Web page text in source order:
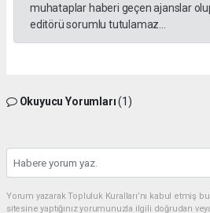
muhataplar haberi geçen ajanslar
editörü sorumlu tutulamaz...
Okuyucu Yorumları(1)
Yorum yazarak Topluluk Kuralları’nı kabul etmiş
sitesine yaptığınız yorumunuzla ilgili doğrudan